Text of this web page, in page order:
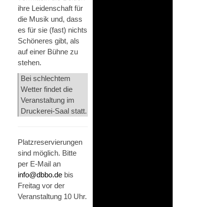
ihre Leidenschaft für
die Musik und, dass
es für sie (fast) nichts
Schöneres gibt, als
auf einer Bühne zu
stehen.
Bei schlechtem
Wetter findet die
Veranstaltung im
Druckerei-Saal statt.
Platzreservierungen
sind möglich. Bitte
per E-Mail an
info@dbbo.de bis
Freitag vor der
Veranstaltung 10 Uhr.